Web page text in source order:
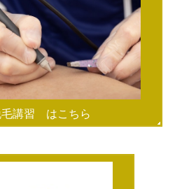
毛講習 はこちら